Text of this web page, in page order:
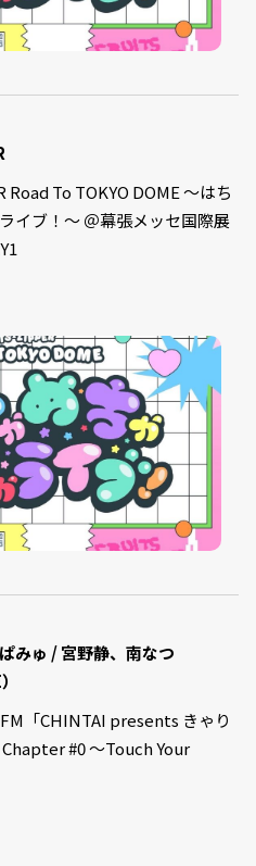
Road To TOKYO DOME 〜はち
イブ！〜 ＠幕張メッセ国際展
みゅ / 宮野静、南なつ
FM「CHINTAI presents きゃり
#0 〜Touch Your